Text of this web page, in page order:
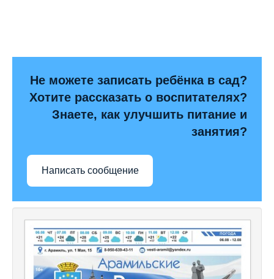
Не можете записать ребёнка в сад?
Хотите рассказать о воспитателях?
Знаете, как улучшить питание и
занятия?
Написать сообщение